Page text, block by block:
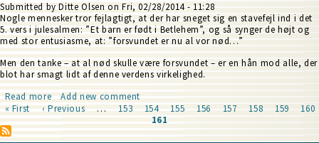
Submitted byDitte Olsen onFri, 02/28/2014 - 11:28
Nogle mennesker tror fejlagtigt, at der har sneget sig en stavefejl ind i det
5. vers i julesalmen: ”Et barn er født i Betlehem”, og så synger de højt og
med stor entusiasme, at: ”forsvundet er nu al vor nød…”
Men den tanke – at al nød skulle være forsvundet – er en hån mod alle, der
blot har smagt lidt af denne verdens virkelighed.
Read moreabout
Overvundet,
ikke
forsvundet
Add new comment
Pagination
First
page
« First
Previous
page
‹ Previous … Page
153 Page
154 Page
155 Page
156 Page
157 Page
158 Page
159
160
Current
161